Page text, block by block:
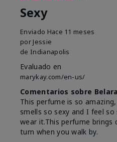
Sexy
Enviado Hace 11 meses
por Jessie
de Indianapolis
Evaluado en
marykay.com/en-us/
Comentarios sobre
This perfume is so
smells so sexy and I feel
wear it.This perfume brings
turn when you walk by.